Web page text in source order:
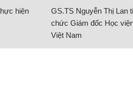
hiện
GS.TS Nguyễn Thị Lan
chức Giám đốc Học
Việt Nam